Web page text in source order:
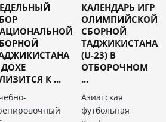
ДОХЕ
К ...
КАЛЕНДАРЬ ИГР
ОЛИМПИЙСКОЙ
СБОРНОЙ
ТАДЖИКИСТАНА
(U-23) В
ОТБОРОЧНОМ
...
Азиатская
футбольная